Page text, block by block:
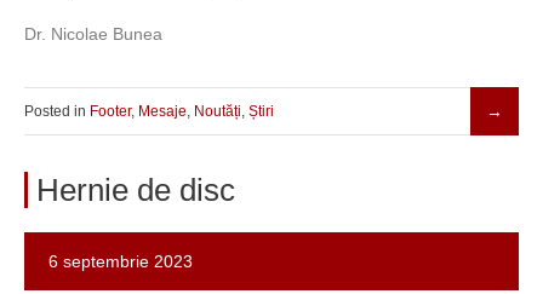
Dr. Nicolae Bunea
Posted in Footer, Mesaje, Noutăți, Știri
Hernie de disc
6 septembrie 2023